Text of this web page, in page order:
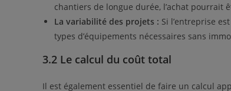
chantiers de longue durée, l’achat pourrait
La variabilité des projets : Si l’entreprise
types d’équipements nécessaires sans
3.2 Le calcul du coût total
Il est également essentiel de faire un calcul